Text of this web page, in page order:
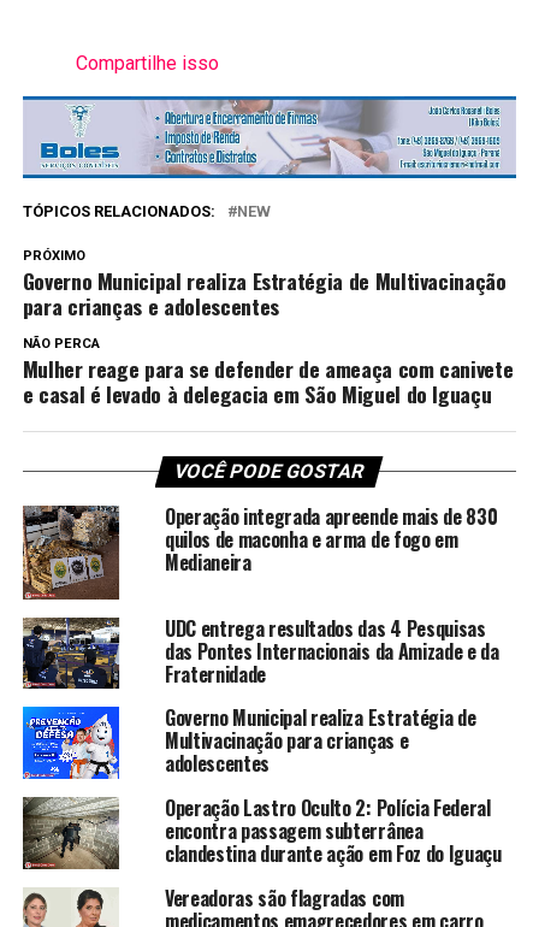
Compartilhe isso
TÓPICOS RELACIONADOS: NEW
PRÓXIMO
Governo Municipal realiza Estratégia de Multivacinação
para crianças e adolescentes
NÃO PERCA
Mulher reage para se defender de ameaça com canivete
e casal é levado à delegacia em São Miguel do Iguaçu
VOCÊ PODE GOSTAR
Operação integrada apreende mais de 830
quilos de maconha e arma de fogo em
Medianeira
UDC entrega resultados das 4 Pesquisas
das Pontes Internacionais da Amizade e da
Fraternidade
Governo Municipal realiza Estratégia de
Multivacinação para crianças e
adolescentes
Operação Lastro Oculto 2: Polícia Federal
encontra passagem subterrânea
clandestina durante ação em Foz do Iguaçu
Vereadoras são flagradas com
medicamentos emagrecedores em carro